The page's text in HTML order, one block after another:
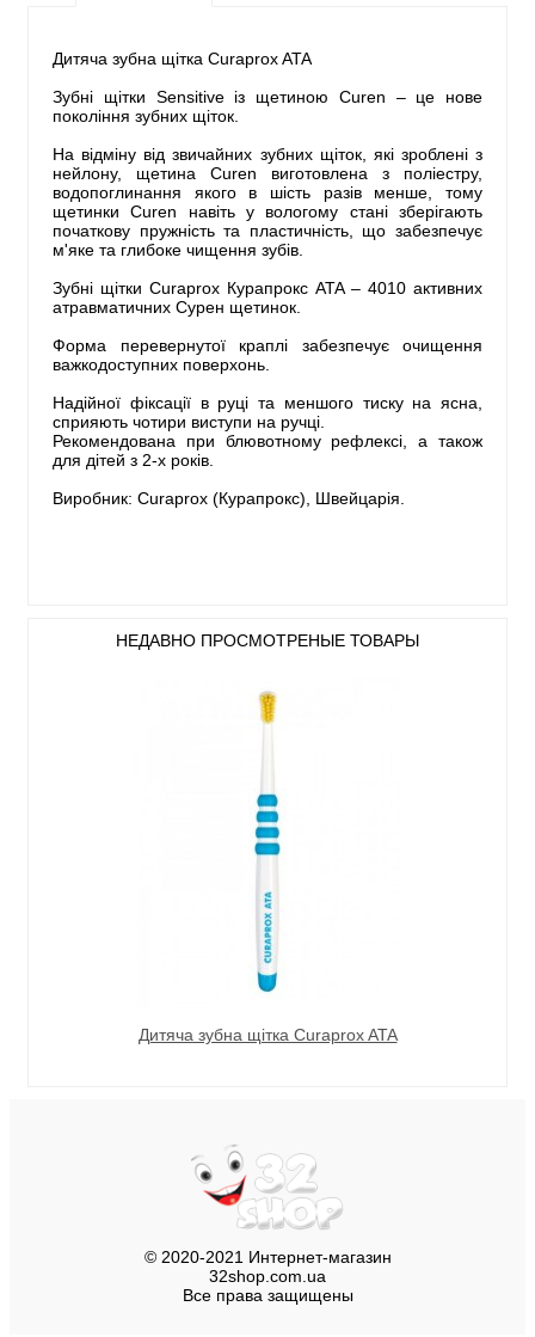
Дитяча зубна щітка Сuraprox ATA
Зубні щітки Sensitive із щетиною Сuren – це нове
покоління зубних щіток.
На відміну від звичайних зубних щіток, які зроблені з
нейлону, щетина Сuren виготовлена ​​з поліестру,
водопоглинання якого в шість разів менше, тому
щетинки Сuren навіть у вологому стані зберігають
початкову пружність та пластичність, що забезпечує
м'яке та глибоке чищення зубів.
Зубні щітки Сuraprox Курапрокс ATA – 4010 активних
атравматичних Сурен щетинок.
Форма перевернутої краплі забезпечує очищення
важкодоступних поверхонь.
Надійної фіксації в руці та меншого тиску на ясна,
сприяють чотири виступи на ручці.
Рекомендована при блювотному рефлексі, а також
для дітей з 2-х років.
Виробник: Сuraprox (Курапрокс), Швейцарія.
НЕДАВНО ПРОСМОТРЕНЫЕ ТОВАРЫ
Дитяча зубна щітка Сuraprox ATA
© 2020-2021 Интернет-магазин
32shop.com.ua
Все права защищены